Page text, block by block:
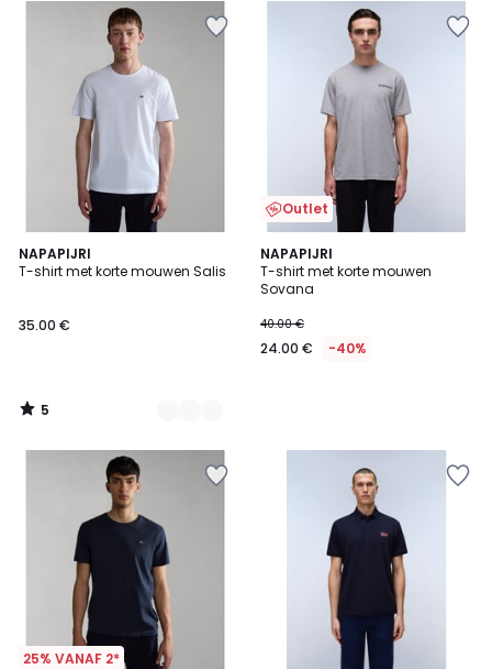
NAPAPIJRI
T-shirt met korte mouwen Salis
€.
35.00 €
5
/
4
Kleuren
5
/
Outlet
NAPAPIJRI
T-shirt met korte mouwen
Sovana
40.00 €
24.00 € -40%
25% VANAF 2*